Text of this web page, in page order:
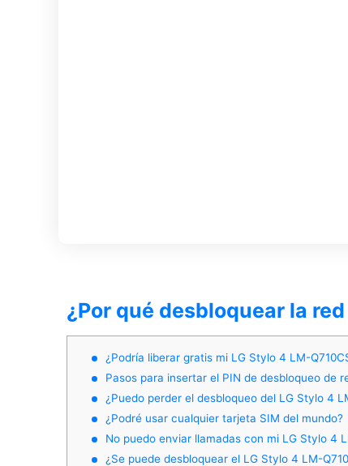
¿Por qué desbloquear la
¿Podría liberar gratis mi LG Stylo 4 LM-
Pasos para insertar el PIN de desbloqueo de
¿Puedo perder el desbloqueo del LG Stylo 4
¿Podré usar cualquier tarjeta SIM del mundo?
No puedo enviar llamadas con mi LG Stylo 4
¿Se puede desbloquear el LG Stylo 4 LM-